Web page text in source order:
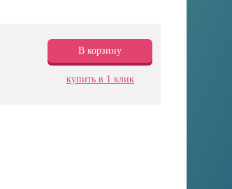
В корзину
купить в 1 клик